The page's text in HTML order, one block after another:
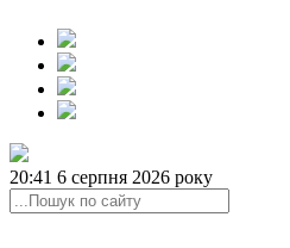
20:41 6 серпня 2026 року